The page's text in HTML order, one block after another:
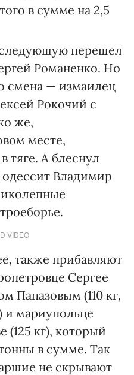
в сумме на 2,5
следующую перешел
Романенко. Но
смена — измаилец
Рокочий с
же,
месте,
тяге. А блеснул
Владимир
VIDEO
также прибавляют
Сергее
Папазовым (110 кг,
и мариупольце
(125 кг), который
в сумме. Так
не скрывают